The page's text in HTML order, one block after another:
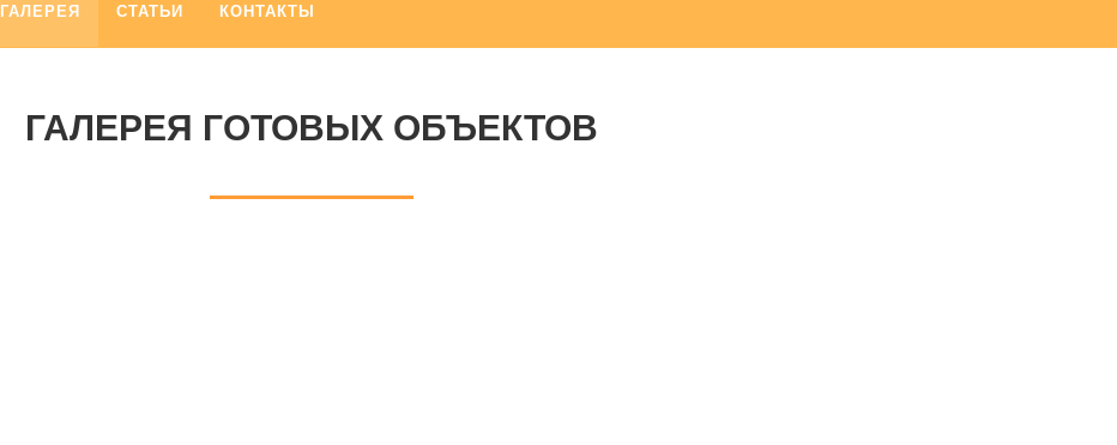
ГАЛЕРЕЯ СТАТЬИ КОНТАКТЫ
ГАЛЕРЕЯ ГОТОВЫХ ОБЪЕКТОВ